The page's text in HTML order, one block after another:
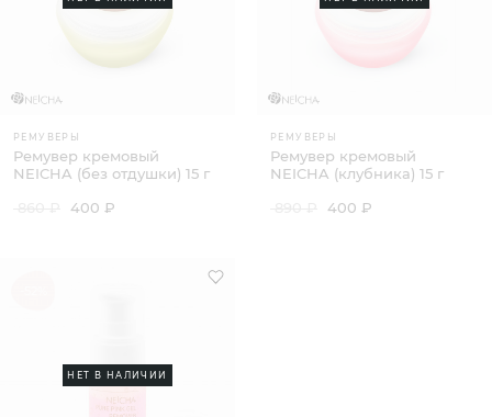
РЕМУВЕРЫ
Ремувер кремовый
NEICHA (без отдушки) 15 г
400 ₽
РЕМУВЕРЫ
Ремувер кремовый
NEICHA (клубника) 15 г
400 ₽
НЕТ В НАЛИЧИИ